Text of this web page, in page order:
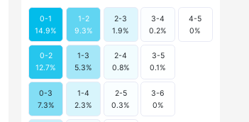
0-1
14.9%
1-2
9.3%
2-3
1.9%
3-4
0.2%
4-5
0%
0-2
12.7%
1-3
5.3%
2-4
0.8%
3-5
0.1%
0-3
7.3%
1-4
2.3%
2-5
0.3%
3-6
0%